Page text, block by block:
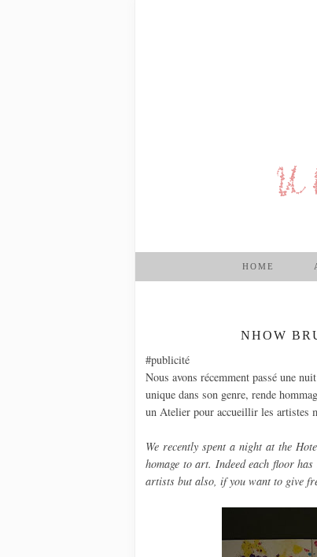
HOME
NHOW
#publicité
Nous avons récemment passé une
unique dans son genre, rende
un Atelier pour accueillir les artistes
We recently spent a night at the
homage to art. Indeed each floor
artists but also, if you want to give